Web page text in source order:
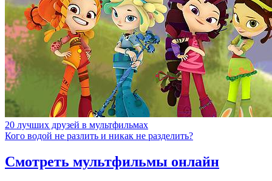
20 лучших друзей в мультфильмах
Кого водой не разлить и никак не разделить?
Смотреть мультфильмы онлайн